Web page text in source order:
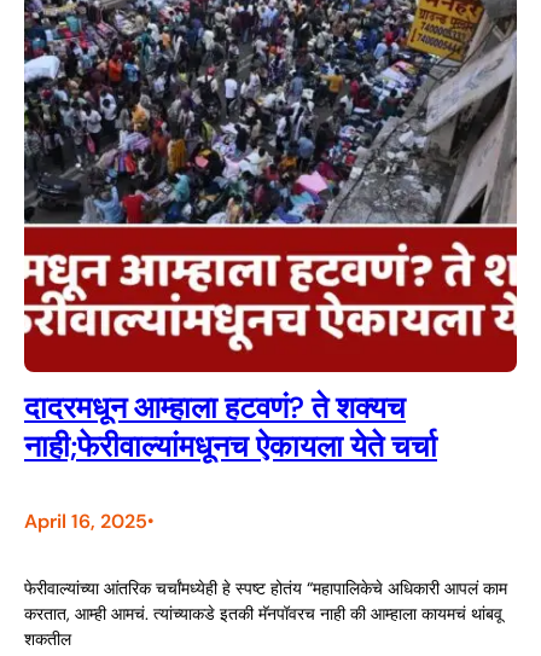
दादरमधून आम्हाला हटवणं? ते शक्यच
नाही;फेरीवाल्यांमधूनच ऐकायला येते चर्चा
April 16, 2025•
फेरीवाल्यांच्या आंतरिक चर्चांमध्येही हे स्पष्ट होतंय “महापालिकेचे अधिकारी आपलं काम
करतात, आम्ही आमचं. त्यांच्याकडे इतकी मॅनपॉवरच नाही की आम्हाला कायमचं थांबवू
शकतील